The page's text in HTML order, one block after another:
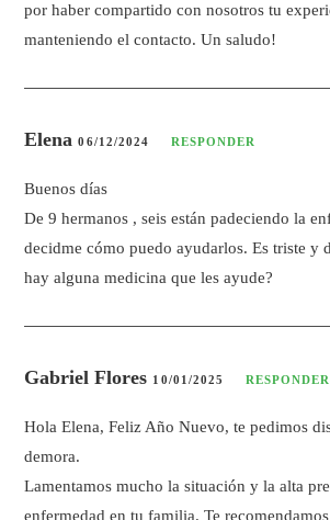
por haber compartido con nosotros tu
manteniendo el contacto. Un saludo!
Elena06/12/2024 RESPONDER
Buenos días
De 9 hermanos , seis están padeciendo la
decidme cómo puedo ayudarlos. Es triste y
hay alguna medicina que les ayude?
Gabriel Flores 10/01/2025 RESPONDER
Hola Elena, Feliz Año Nuevo, te pedimos
demora.
Lamentamos mucho la situación y la alta
enfermedad en tu familia. Te